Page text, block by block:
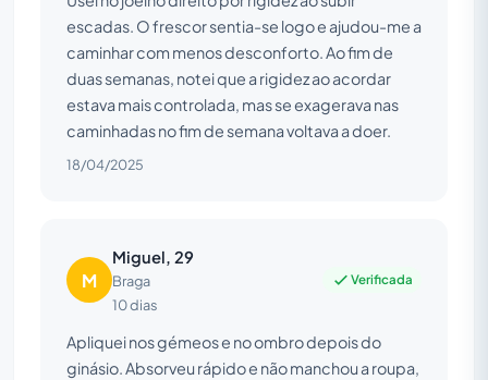
escadas. O frescor sentia-se logo e ajudou-me a
caminhar com menos desconforto. Ao fim de
duas semanas, notei que a rigidez ao acordar
estava mais controlada, mas se exagerava nas
caminhadas no fim de semana voltava a doer.
18/04/2025
M
Miguel, 29
Braga
10 dias
Verificada
Apliquei nos gémeos e no ombro depois do
ginásio. Absorveu rápido e não manchou a roupa,